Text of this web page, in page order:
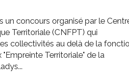
un concours organisé par le
Territoriale (CNFPT) qui
collectivités au delà de la
"Empreinte Territoriale" de la